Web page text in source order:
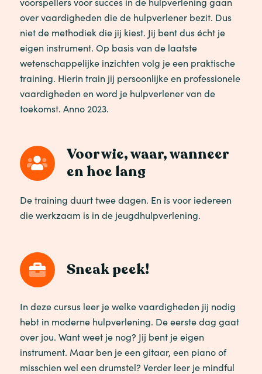
over vaardigheden die de hulpverlener bezit. Dus
niet de methodiek die jij kiest. Jij bent dus écht je
eigen instrument. Op basis van de laatste
wetenschappelijke inzichten volg je een praktische
training. Hierin train jij persoonlijke en professionele
vaardigheden en word je hulpverlener van de
toekomst. Anno 2023.
Voor wie, waar, wanneer
en hoe lang
De training duurt twee dagen. En is voor iedereen
die werkzaam is in de jeugdhulpverlening.
Sneak peek!
In deze cursus leer je welke vaardigheden jij nodig
hebt in moderne hulpverlening. De eerste dag gaat
over jou. Want weet je nog? Jij bent je eigen
instrument. Maar ben je een gitaar, een piano of
misschien wel een drumstel? Verder leer je mindful